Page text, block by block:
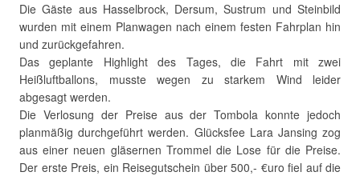
Die Gäste aus Hasselbrock, Dersum, Sustrum und Steinbild
wurden mit einem Planwagen nach einem festen Fahrplan hin
und zurückgefahren.
Das geplante Highlight des Tages, die Fahrt mit zwei
Heißluftballons, musste wegen zu starkem Wind leider
abgesagt werden.
Die Verlosung der Preise aus der Tombola konnte jedoch
planmäßig durchgeführt werden. Glücksfee Lara Jansing zog
aus einer neuen gläsernen Trommel die Lose für die Preise.
Der erste Preis, ein Reisegutschein über 500,- €uro fiel auf die